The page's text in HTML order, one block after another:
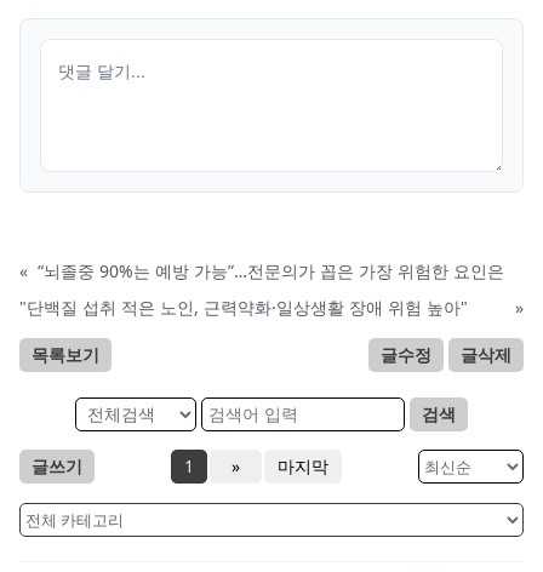
« “뇌졸중 90%는 예방 가능”…전문의가 꼽은 가장 위험한 요인은
"단백질 섭취 적은 노인, 근력약화·일상생활 장애 위험 높아"
»
목록보기 글수정 글삭제
검색
글쓰기 1 » 마지막